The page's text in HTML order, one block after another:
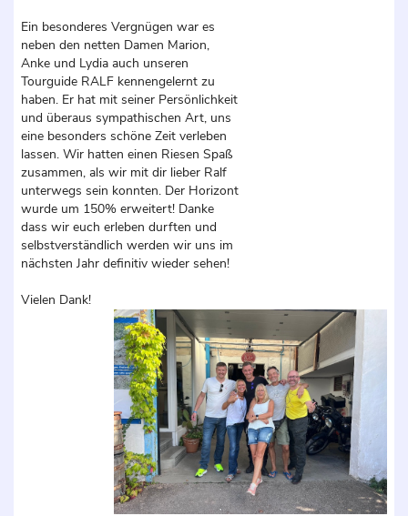
Ein besonderes Vergnügen war es
neben den netten Damen Marion,
Anke und Lydia auch unseren
Tourguide RALF kennengelernt zu
haben. Er hat mit seiner Persönlichkeit
und überaus sympathischen Art, uns
eine besonders schöne Zeit verleben
lassen. Wir hatten einen Riesen Spaß
zusammen, als wir mit dir lieber Ralf
unterwegs sein konnten. Der Horizont
wurde um 150% erweitert! Danke
dass wir euch erleben durften und
selbstverständlich werden wir uns im
nächsten Jahr definitiv wieder sehen!
Vielen Dank!